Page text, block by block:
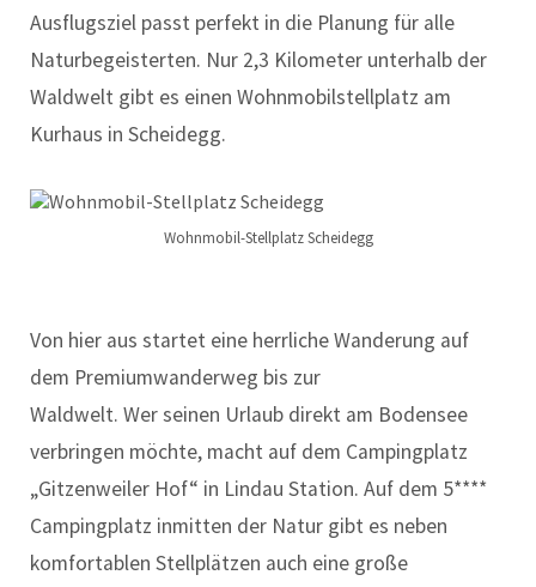
Ausflugsziel passt perfekt in die Planung für alle
Naturbegeisterten. Nur 2,3 Kilometer unterhalb der
Waldwelt gibt es einen Wohnmobilstellplatz am
Kurhaus in Scheidegg.
Wohnmobil-Stellplatz Scheidegg
Von hier aus startet eine herrliche Wanderung auf
dem Premiumwanderweg bis zur
Waldwelt. Wer seinen Urlaub direkt am Bodensee
verbringen möchte, macht auf dem Campingplatz
„Gitzenweiler Hof“ in Lindau Station. Auf dem 5****
Campingplatz inmitten der Natur gibt es neben
komfortablen Stellplätzen auch eine große